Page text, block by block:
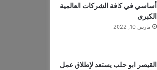
أساسي في كافة الشركات العالمية
الكبرى
مارس 10, 2022
القيصر ابو حلب يستعد لإطلاق عمل